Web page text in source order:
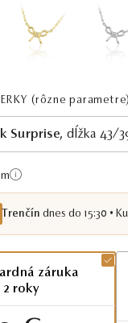
(rôzne parametre)
Surprise, dĺžka 43/
Trenčín dnes do 15:30 •
záruka
2 roky